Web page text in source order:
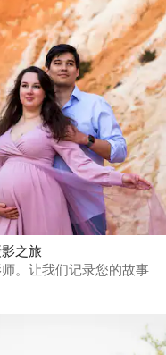
之旅
。让我们记录您的故事